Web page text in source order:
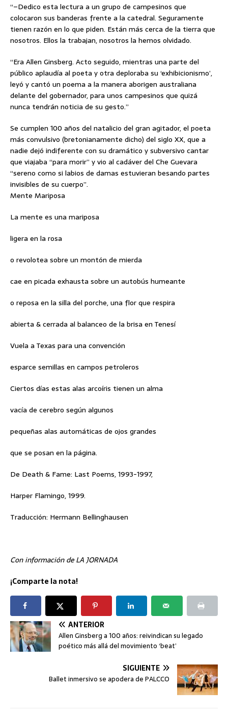
“–Dedico esta lectura a un grupo de campesinos que
colocaron sus banderas frente a la catedral. Seguramente
tienen razón en lo que piden. Están más cerca de la tierra que
nosotros. Ellos la trabajan, nosotros la hemos olvidado.
“Era Allen Ginsberg. Acto seguido, mientras una parte del
público aplaudía al poeta y otra deploraba su ‘exhibicionismo’,
leyó y cantó un poema a la manera aborigen australiana
delante del gobernador, para unos campesinos que quizá
nunca tendrán noticia de su gesto.”
Se cumplen 100 años del natalicio del gran agitador, el poeta
más convulsivo (bretonianamente dicho) del siglo XX, que a
nadie dejó indiferente con su dramático y subversivo cantar
que viajaba “para morir” y vio al cadáver del Che Guevara
“sereno como si labios de damas estuvieran besando partes
invisibles de su cuerpo”.
Mente Mariposa
La mente es una mariposa
ligera en la rosa
o revolotea sobre un montón de mierda
cae en picada exhausta sobre un autobús humeante
o reposa en la silla del porche, una flor que respira
abierta & cerrada al balanceo de la brisa en Tenesí
Vuela a Texas para una convención
esparce semillas en campos petroleros
Ciertos días estas alas arcoíris tienen un alma
vacía de cerebro según algunos
pequeñas alas automáticas de ojos grandes
que se posan en la página.
De Death & Fame: Last Poems, 1993-1997,
Harper Flamingo, 1999.
Traducción: Hermann Bellinghausen
Con información de LA JORNADA
¡Comparte la nota!
ANTERIOR
Allen Ginsberg a 100 años: reivindican su legado
poético más allá del movimiento ‘beat’
SIGUIENTE
Ballet inmersivo se apodera de PALCCO